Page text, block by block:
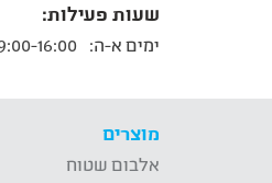
שעות פעילות:
ימים א-ה:
מוצרים
אלבום שטוח